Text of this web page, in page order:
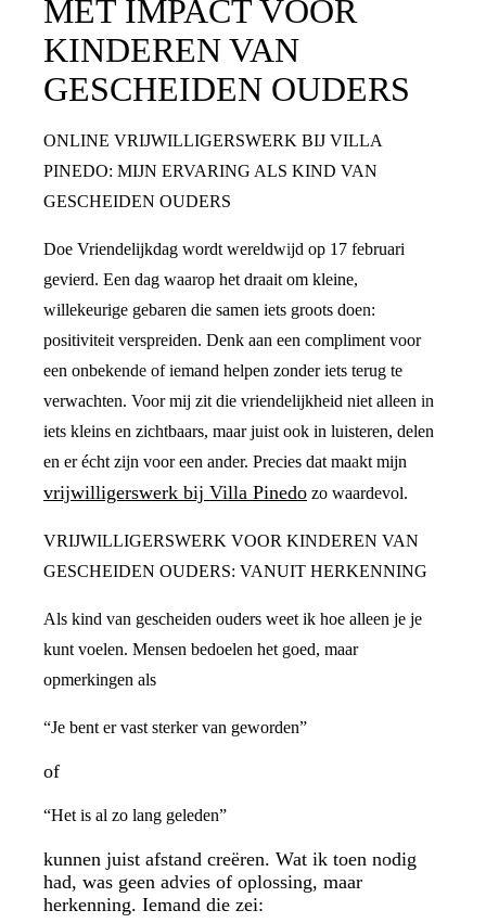
MET IMPACT VOOR
KINDEREN VAN
GESCHEIDEN OUDERS
ONLINE VRIJWILLIGERSWERK BIJ VILLA
PINEDO: MIJN ERVARING ALS KIND VAN
GESCHEIDEN OUDERS
Doe Vriendelijkdag wordt wereldwijd op 17 februari
gevierd. Een dag waarop het draait om kleine,
willekeurige gebaren die samen iets groots doen:
positiviteit verspreiden. Denk aan een compliment voor
een onbekende of iemand helpen zonder iets terug te
verwachten. Voor mij zit die vriendelijkheid niet alleen in
iets kleins en zichtbaars, maar juist ook in luisteren, delen
en er écht zijn voor een ander. Precies dat maakt mijn
vrijwilligerswerk bij Villa Pinedo zo waardevol.
VRIJWILLIGERSWERK VOOR KINDEREN VAN
GESCHEIDEN OUDERS: VANUIT HERKENNING
Als kind van gescheiden ouders weet ik hoe alleen je je
kunt voelen. Mensen bedoelen het goed, maar
opmerkingen als
“Je bent er vast sterker van geworden”
of
“Het is al zo lang geleden”
kunnen juist afstand creëren. Wat ik toen nodig
had, was geen advies of oplossing, maar
herkenning. Iemand die zei: